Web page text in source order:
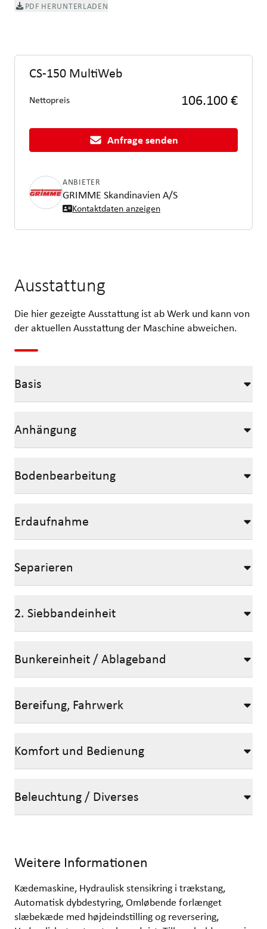
PDF HERUNTERLADEN
CS-150 MultiWeb
Nettopreis 106.100 €
Anfrage senden
ANBIETER
GRIMME Skandinavien A/S
Kontaktdaten anzeigen
Ausstattung
Die hier gezeigte Ausstattung ist ab Werk und kann von
der aktuellen Ausstattung der Maschine abweichen.
Basis
Anhängung
Bodenbearbeitung
Erdaufnahme
Separieren
2. Siebbandeinheit
Bunkereinheit / Ablageband
Bereifung, Fahrwerk
Komfort und Bedienung
Beleuchtung / Diverses
Weitere Informationen
Kædemaskine, Hydraulisk stensikring i trækstang,
Automatisk dybdestyring, Omløbende forlænget
slæbekæde med højdeindstilling og reversering,